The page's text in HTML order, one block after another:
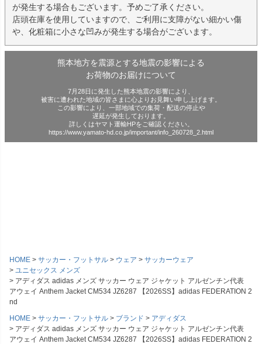
が発生する場合もございます。予めご了承ください。
店頭在庫を使用していますので、ご利用に支障がない細かい傷
や、化粧箱に小さな凹みが発生する場合がございます。
熊本地方を震源とする地震の影響による
お荷物のお届けについて
7月28日に発生した熊本地震の影響により、
被害に遭われた地域の皆さまに心よりお見舞い申し上げます。
この影響により、一部地域での集荷・配送の停止や
遅延が発生しております。
詳しくはヤマト運輸HPをご確認ください。
https://www.yamato-hd.co.jp/important/info_260728_2.html
HOME サッカー・フットサル ウェア
サッカーウェア
ユニセックス メンズ
アディダス adidas メンズ サッカー ウェア ジャケット アルゼンチン代表
アウェイ Anthem Jacket CM534 JZ6287 【2026SS】adidas FEDERATION 2
nd
HOME
サッカー・フットサル ブランド
アディダス
アディダス adidas メンズ サッカー ウェア ジャケット アルゼンチン代表
アウェイ Anthem Jacket CM534 JZ6287 【2026SS】adidas FEDERATION 2